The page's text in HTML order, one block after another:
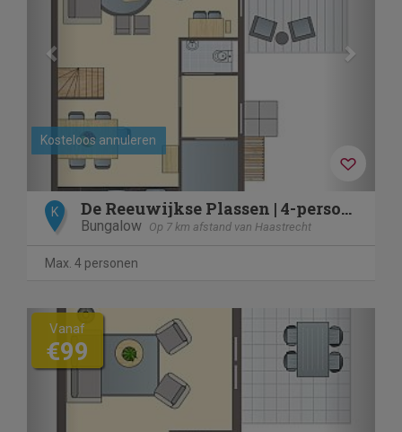
Kosteloos annuleren
K De Reeuwijkse Plassen | 4-persoons kinderwoning | 4LK
Bungalow Op 7 km afstand van Haastrecht
Max. 4 personen
Previous
Vanaf
€99